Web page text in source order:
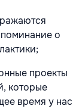
о
проекты
которые
время у нас